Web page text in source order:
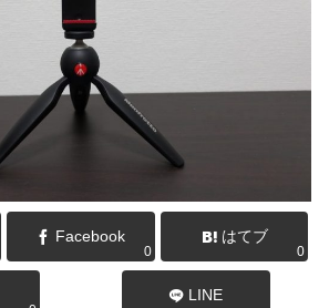
Facebook
0
はてブ
0
LINE